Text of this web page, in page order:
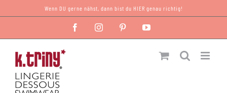
Inhalt
Wenn DU gerne nähst, dann bist du HIER genau richtig!
FacebookInstagramPinterest